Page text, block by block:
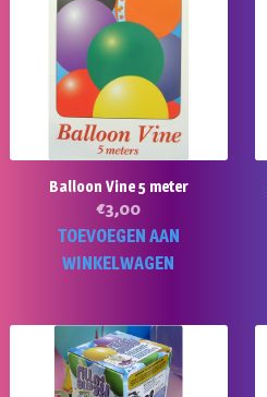
Balloon Vine 5 meter
€3,00
TOEVOEGEN AAN
WINKELWAGEN